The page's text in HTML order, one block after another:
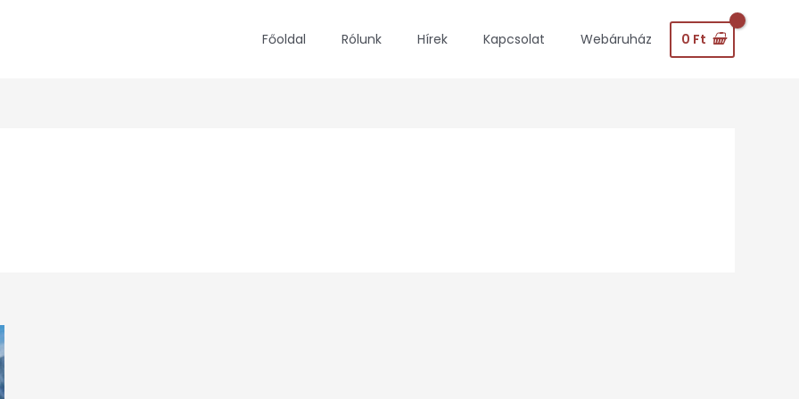
Főoldal Rólunk Hírek Kapcsolat Webáruház 0 Ft